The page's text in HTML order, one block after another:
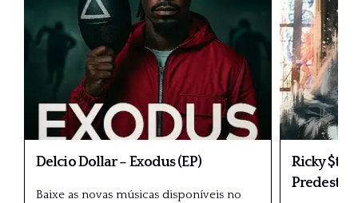
Delcio Dollar – Exodus (EP)
Baixe as novas músicas disponíveis no
Ricky $tar